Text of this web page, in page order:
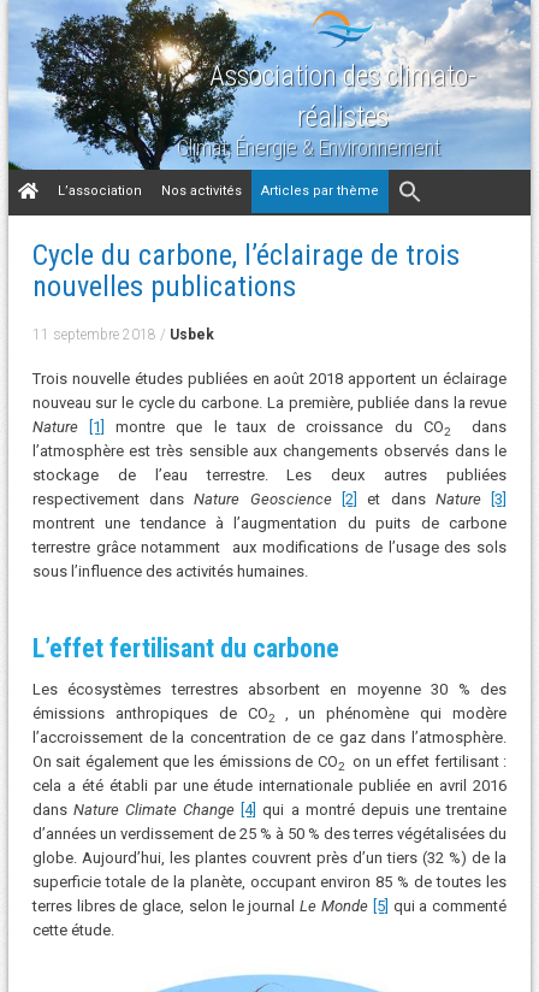
Association des climato-
réalistes
Climat, Énergie & Environnement
Aller
au
L’association Nos activités Articles par thème
Cycle du carbone, l’éclairage de trois
nouvelles publications
11 septembre 2018 / Usbek
Trois nouvelle études publiées en août 2018 apportent un éclairage
nouveau sur le cycle du carbone. La première, publiée dans la revue
Nature
[1] montre que le taux de croissance du CO2dans
l’atmosphère est très sensible aux changements observés dans le
stockage de l’eau terrestre. Les deux autres publiées
respectivement dansNature Geoscience [2] et dans Nature
[3]
montrent une tendance à l’augmentation du puits de carbone
terrestre grâce notamment aux modifications de l’usage des sols
sous l’influence des activités humaines.
L’effet fertilisant du carbone
Les écosystèmes terrestres absorbent en moyenne 30 % des
émissions anthropiques de CO2, un phénomène qui modère
l’accroissement de la concentration de ce gaz dans l’atmosphère.
On sait également que les émissions de CO2on un effet fertilisant :
cela a été établi par une étude internationale publiée en avril 2016
dans Nature Climate Change [4] qui a montré depuis une trentaine
d’années un verdissement de 25 % à 50 % des terres végétalisées du
globe. Aujourd’hui, les plantes couvrent près d’un tiers (32 %) de la
superficie totale de la planète, occupant environ 85 % de toutes les
terres libres de glace, selon le journalLe Monde [5] qui a commenté
cette étude.